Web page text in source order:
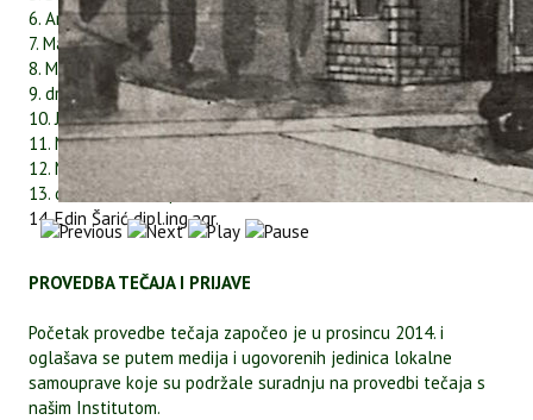
6. Ani Bernobich, mag.ing.agr.
7. Margita Jurašin dipl.ing.agr.
8. Milan Lukić, dipl.san.ing.
9. dr.sc. Ivana Dminić Rojnić
10. Josip Pfaf, dipl.ing.agr.
11. Margita Žiković dipl.ing.agr.
12. Mladen Brajan dipl.ing.agr.
13. dr.sc. Marin Krapac
14. Edin Šarić dipl.ing.agr.
PROVEDBA TEČAJA I PRIJAVE
Početak provedbe tečaja započeo je u prosincu 2014. i
oglašava se putem medija i ugovorenih jedinica lokalne
samouprave koje su podržale suradnju na provedbi tečaja s
našim Institutom.